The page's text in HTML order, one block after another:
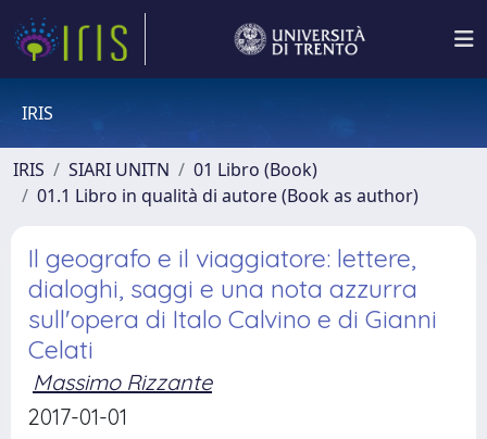
IRIS
IRIS SIARI UNITN
01 Libro (Book)
01.1 Libro in qualità di autore (Book as author)
Il geografo e il viaggiatore: lettere,
dialoghi, saggi e una nota azzurra
sull'opera di Italo Calvino e di Gianni
Celati
Massimo Rizzante
2017-01-01